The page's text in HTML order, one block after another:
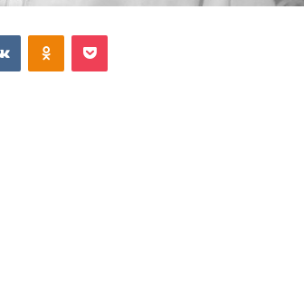
VKontakteOdnoklassniki
Pocket